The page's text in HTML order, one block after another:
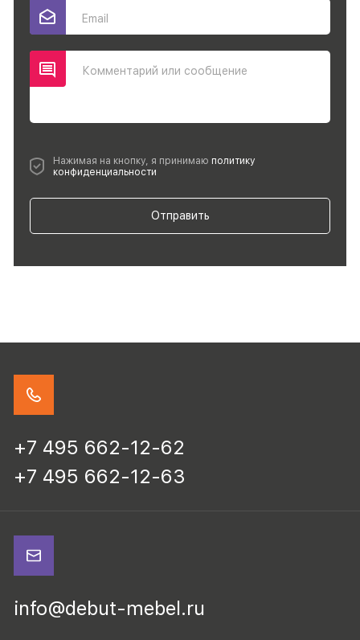
Email
Комментарий или сообщение
Нажимая на кнопку, я принимаю политику
конфиденциальности
Отправить
+7 495 662-12-62
+7 495 662-12-63
info@debut-mebel.ru